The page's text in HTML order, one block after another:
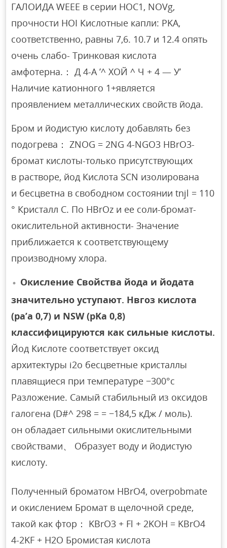
ГАЛОИДА WEEE в серии HOC1, NOVg,
прочности HOI Кислотные капли: PKA,
соответственно, равны 7,6. 10.7 и 12.4 опять
очень слабо- Тринковая кислота
амфотерна.： Д 4-А ’^ ХОЙ ^ Ч + 4 — У’
Наличие катионного 1+является
проявлением металлических свойств йода.
Бром и йодистую кислоту добавлять без
подогрева： ZNOG = 2NG 4-NGO3 HBrO3-
бромат кислоты-только присутствующих
в растворе, йод Кислота SCN изолирована
и бесцветна в свободном состоянии tnjl = 110
° Кристалл С. По HBrOz и ее соли-бромат-
окислительной активности- Значение
приближается к соответствующему
производному хлора.
Окисление Свойства йода и йодата
значительно уступают. Нвгоз кислота
(pa’a 0,7) и NSW (pKa 0,8)
классифицируются как сильные кислоты.
Йод Кислоте соответствует оксид
архитектуры i2o бесцветные кристаллы
плавящиеся при температуре −300°с
Разложение. Самый стабильный из оксидов
галогена (D#^ 298 = = −184,5 кДж / моль).
он обладает сильными окислительными
свойствами、 Образует воду и йодистую
кислоту.
Полученный броматом HBrO4, overpobmate
и окислением Бромат в щелочной среде,
такой как фтор： KBrO3 + Fl + 2KOH = KBrO4
4-2KF + H2O Бромистая кислота